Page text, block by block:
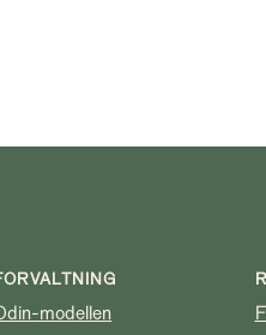
modellen